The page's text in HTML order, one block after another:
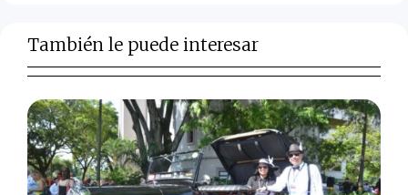
También le puede interesar